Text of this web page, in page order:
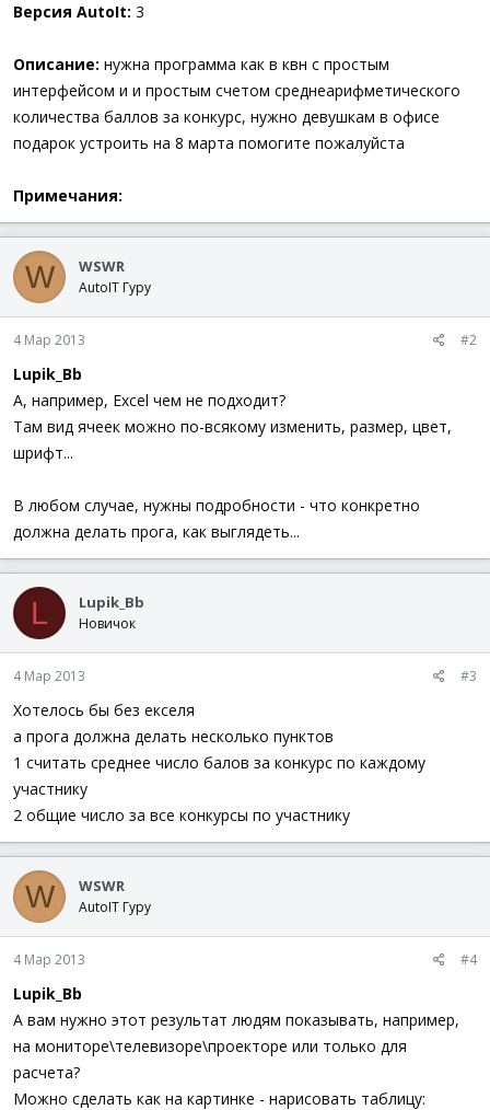
а
Версия AutoIt: 3
Описание: нужна программа как в квн с простым
интерфейсом и и простым счетом среднеарифметического
количества баллов за конкурс, нужно девушкам в офисе
подарок устроить на 8 марта помогите пожалуйста
Примечания:
W WSWR
AutoIT Гуру
4 Мар 2013 #2
Lupik_Bb
A, например, Excel чем не подходит?
Там вид ячеек можно по-всякому изменить, размер, цвет,
шрифт...
В любом случае, нужны подробности - что конкретно
должна делать прога, как выглядеть...
L Lupik_Bb
Новичок
4 Мар 2013 #3
Хотелось бы без екселя
а прога должна делать несколько пунктов
1 считать среднее число балов за конкурс по каждому
участнику
2 общие число за все конкурсы по участнику
W WSWR
AutoIT Гуру
4 Мар 2013 #4
Lupik_Bb
А вам нужно этот результат людям показывать, например,
на мониторе\телевизоре\проекторе или только для
расчета?
Можно сделать как на картинке - нарисовать таблицу: